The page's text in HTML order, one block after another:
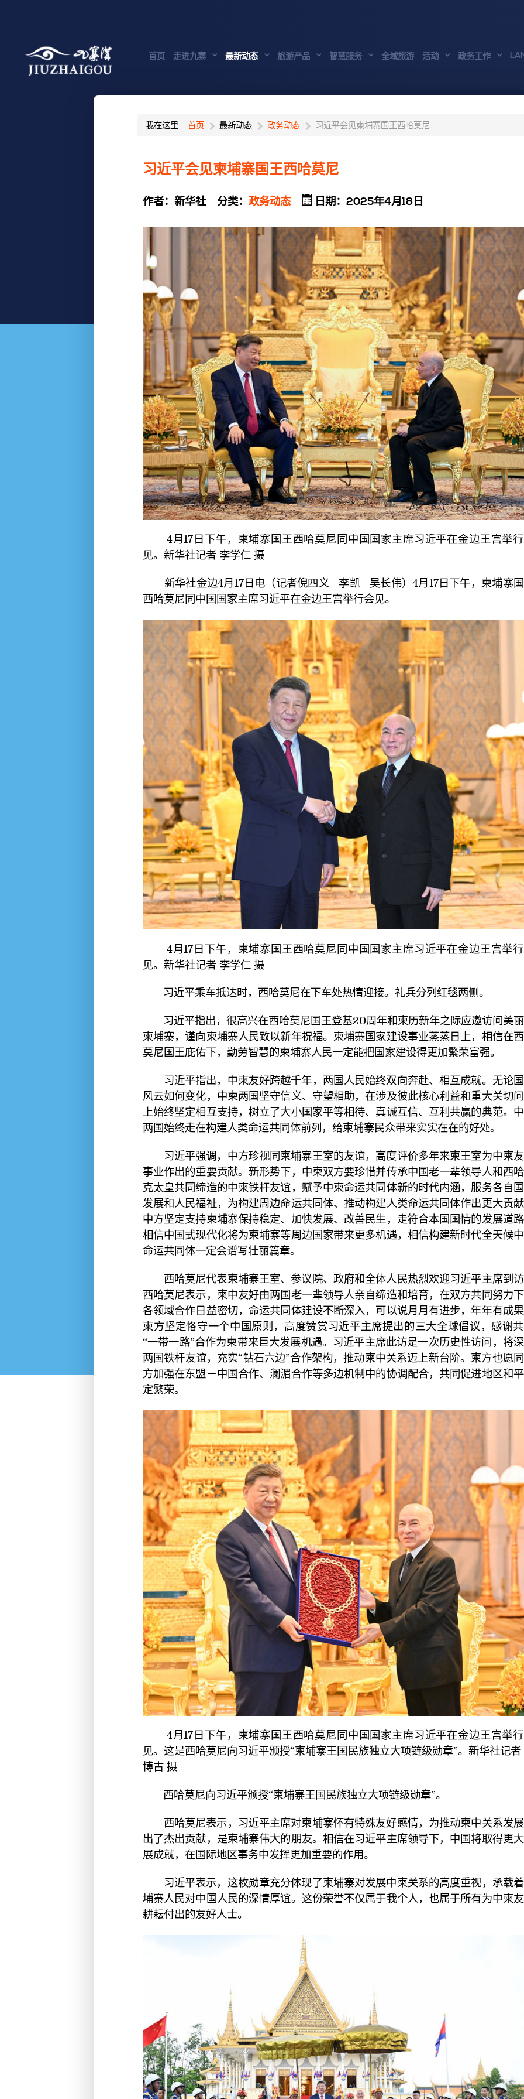
首页 走进九寨 最新动态 旅游产品 智慧服务 全域旅游 活动 政务工作
我在这里: 首页 最新动态 政务动态 习近平会见柬埔寨国王西哈莫尼
习近平会见柬埔寨国王西哈莫尼
作者： 新华社 分类： 政务动态 日期：2025年4月18日
4月17日下午，柬埔寨国王西哈莫尼同中国国家主席习近平在金边王宫举
见。 新华社记者 李学仁 摄
新华社金边4月17日电（记者倪四义 李凯 吴长伟）4月17日下午，柬埔寨
西哈莫尼同中国国家主席习近平在金边王宫举行会见。
4月17日下午，柬埔寨国王西哈莫尼同中国国家主席习近平在金边王宫举
见。 新华社记者 李学仁 摄
习近平乘车抵达时，西哈莫尼在下车处热情迎接。礼兵分列红毯两侧。
习近平指出，很高兴在西哈莫尼国王登基20周年和柬历新年之际应邀访问美
柬埔寨，谨向柬埔寨人民致以新年祝福。柬埔寨国家建设事业蒸蒸日上，相信在
莫尼国王庇佑下，勤劳智慧的柬埔寨人民一定能把国家建设得更加繁荣富强。
习近平指出，中柬友好跨越千年，两国人民始终双向奔赴、相互成就。无论
风云如何变化，中柬两国坚守信义、守望相助，在涉及彼此核心利益和重大关切
上始终坚定相互支持，树立了大小国家平等相待、真诚互信、互利共赢的典范。
两国始终走在构建人类命运共同体前列，给柬埔寨民众带来实实在在的好处。
习近平强调，中方珍视同柬埔寨王室的友谊，高度评价多年来柬王室为中柬
事业作出的重要贡献。新形势下，中柬双方要珍惜并传承中国老一辈领导人和西
克太皇共同缔造的中柬铁杆友谊，赋予中柬命运共同体新的时代内涵，服务各自
发展和人民福祉，为构建周边命运共同体、推动构建人类命运共同体作出更大贡
中方坚定支持柬埔寨保持稳定、加快发展、改善民生，走符合本国国情的发展道
相信中国式现代化将为柬埔寨等周边国家带来更多机遇，相信构建新时代全天候
命运共同体一定会谱写壮丽篇章。
西哈莫尼代表柬埔寨王室、参议院、政府和全体人民热烈欢迎习近平主席到
西哈莫尼表示，柬中友好由两国老一辈领导人亲自缔造和培育，在双方共同努力
各领域合作日益密切，命运共同体建设不断深入，可以说月月有进步，年年有成
柬方坚定恪守一个中国原则，高度赞赏习近平主席提出的三大全球倡议，感谢
“一带一路”合作为柬带来巨大发展机遇。习近平主席此访是一次历史性访问，将
两国铁杆友谊，充实“钻石六边”合作架构，推动柬中关系迈上新台阶。柬方也愿
方加强在东盟－中国合作、澜湄合作等多边机制中的协调配合，共同促进地区和
定繁荣。
4月17日下午，柬埔寨国王西哈莫尼同中国国家主席习近平在金边王宫举
见。这是西哈莫尼向习近平颁授“柬埔寨王国民族独立大项链级勋章”。 新华社记者
博古 摄
西哈莫尼向习近平颁授“柬埔寨王国民族独立大项链级勋章”。
西哈莫尼表示，习近平主席对柬埔寨怀有特殊友好感情，为推动柬中关系发
出了杰出贡献，是柬埔寨伟大的朋友。相信在习近平主席领导下，中国将取得更
展成就，在国际地区事务中发挥更加重要的作用。
习近平表示，这枚勋章充分体现了柬埔寨对发展中柬关系的高度重视，承载
埔寨人民对中国人民的深情厚谊。这份荣誉不仅属于我个人，也属于所有为中柬
耕耘付出的友好人士。